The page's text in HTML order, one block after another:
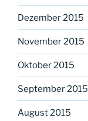
Dezember 2015
November 2015
Oktober 2015
September 2015
August 2015